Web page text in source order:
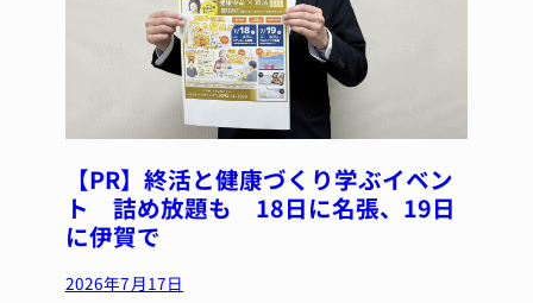
【PR】終活と健康づくり学ぶイベン
ト 詰め放題も 18日に名張、19日
に伊賀で
2026年7月17日